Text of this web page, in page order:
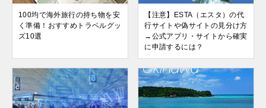
100均で海外旅行の持ち物を安
く準備！おすすめトラベルグッ
ズ10選
【注意】ESTA（エスタ）の代
行サイトや偽サイトの見分け方
→公式アプリ・サイトから確実
に申請するには？